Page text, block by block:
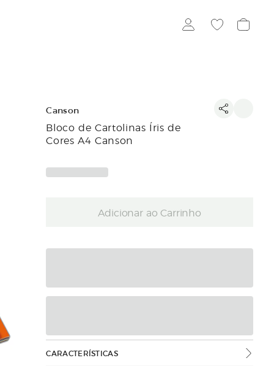
Canson
Bloco de Cartolinas Íris de
Cores A4 Canson
Adicionar ao Carrinho
CARACTERÍSTICAS